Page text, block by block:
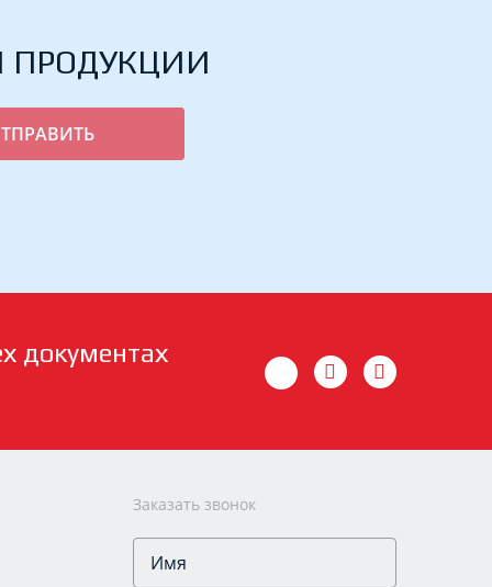
ПРОДУКЦИИ
документах
Заказать звонок